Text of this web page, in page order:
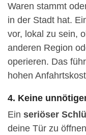
Waren stammt
in der Stadt hat.
vor, lokal zu sein,
anderen Region
operieren. Das
hohen
4. Keine
Ein seriöser
deine Tür zu